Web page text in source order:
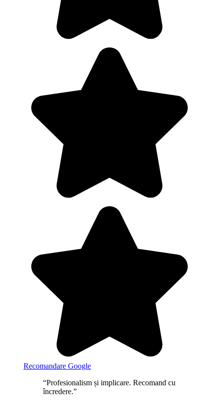
Recomandare Google
“Profesionalism și implicare. Recomand cu
încredere.”